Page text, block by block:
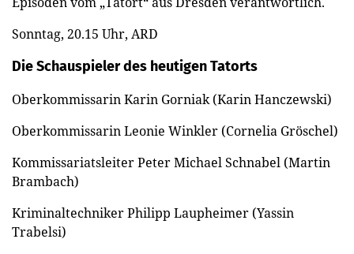
Sonntag, 20.15 Uhr, ARD
Die Schauspieler des heutigen Tatorts
Oberkommissarin Karin Gorniak (Karin Hanczewski)
Oberkommissarin Leonie Winkler (Cornelia Gröschel)
Kommissariatsleiter Peter Michael Schnabel (Martin
Brambach)
Kriminaltechniker Philipp Laupheimer (Yassin
Trabelsi)